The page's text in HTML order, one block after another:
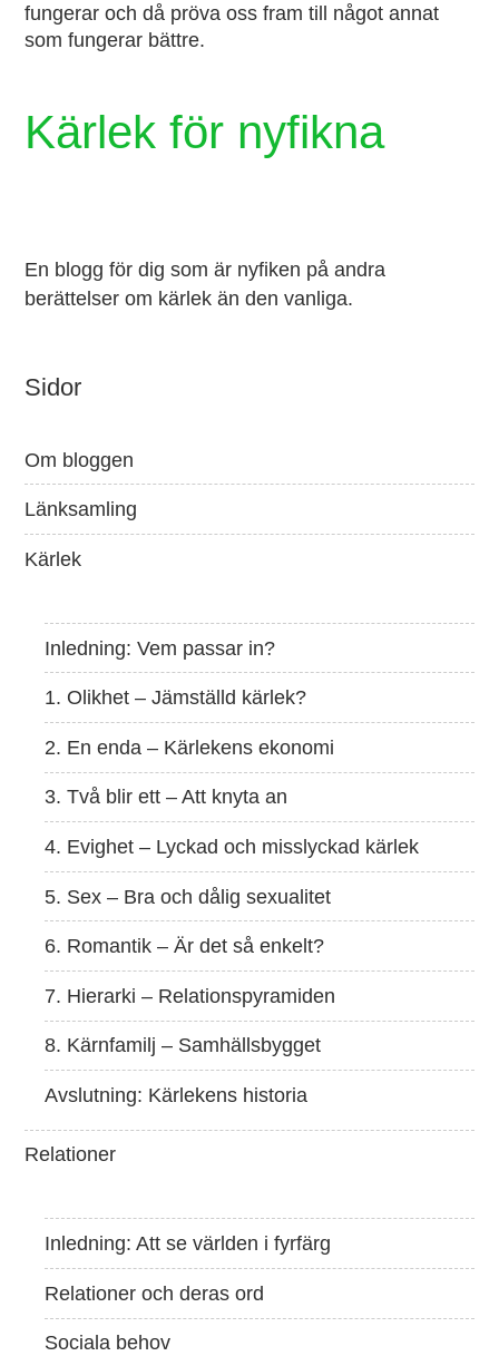
fungerar och då pröva oss fram till något annat
som fungerar bättre.
Kärlek för nyfikna
En blogg för dig som är nyfiken på andra
berättelser om kärlek än den vanliga.
Sidor
Om bloggen
Länksamling
Kärlek
Inledning: Vem passar in?
1. Olikhet – Jämställd kärlek?
2. En enda – Kärlekens ekonomi
3. Två blir ett – Att knyta an
4. Evighet – Lyckad och misslyckad kärlek
5. Sex – Bra och dålig sexualitet
6. Romantik – Är det så enkelt?
7. Hierarki – Relationspyramiden
8. Kärnfamilj – Samhällsbygget
Avslutning: Kärlekens historia
Relationer
Inledning: Att se världen i fyrfärg
Relationer och deras ord
Sociala behov